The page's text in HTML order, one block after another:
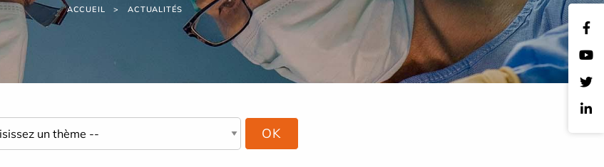
ACCUEIL ACTUALITÉS